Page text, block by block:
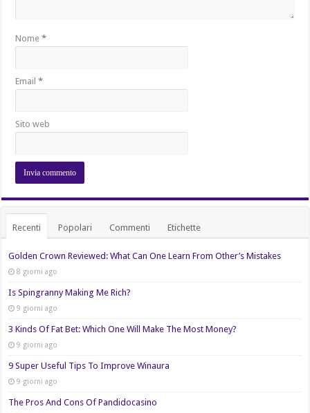
Nome*
Email*
Sito web
Recenti Popolari Commenti Etichette
Golden Crown Reviewed: What Can One Learn From Other’s Mistakes
8 giorni ago
Is Spingranny Making Me Rich?
9 giorni ago
3 Kinds Of Fat Bet: Which One Will Make The Most Money?
9 giorni ago
9 Super Useful Tips To Improve Winaura
9 giorni ago
The Pros And Cons Of Pandidocasino